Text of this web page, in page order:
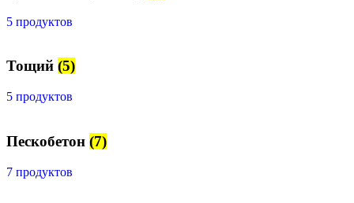
5 продуктов
Тощий (5)
5 продуктов
Пескобетон (7)
7 продуктов